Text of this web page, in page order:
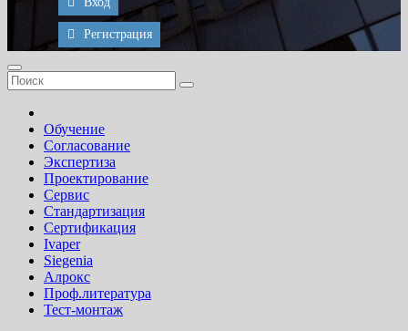
Регистрация
Обучение
Согласование
Экспертиза
Проектирование
Сервис
Стандартизация
Сертификация
Ivaper
Siegenia
Алрокс
Проф.литература
Тест-монтаж